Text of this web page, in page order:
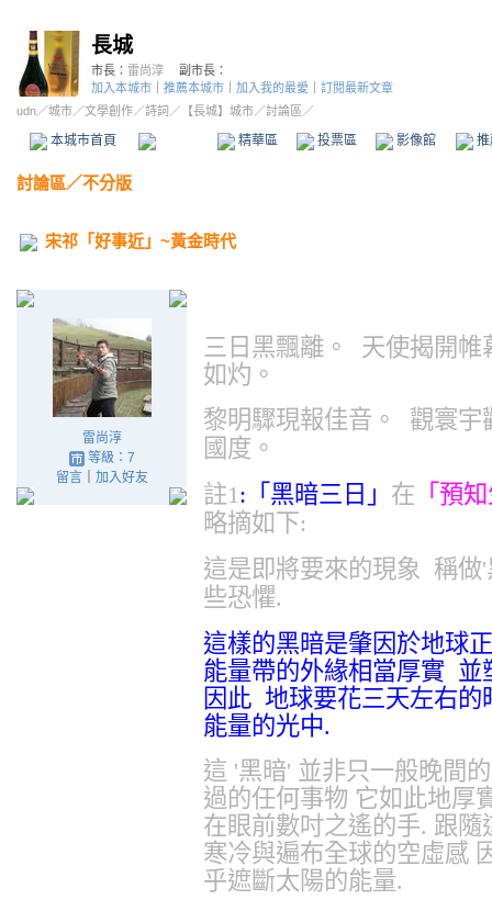
長城
市長： 雷尚淳
副市長：
加入本城市
推薦本城市 加入我的最愛
訂閱最新文章
udn／城市／文學創作／詩詞 ／ 【長城】城市／討論區／
本城市首頁 精華區 投票區 影像館
討論區／不分版
宋祁「好事近」~黃金時代
雷尚淳
等級：7
留言｜ 加入好友
三日黑飄離。
天使揭開帷
如灼。
黎明驟現報佳音。
觀寰宇
國度。
註1:「黑暗三日」 在 「預
略摘如下:
這是即將要來的現象 稱
些恐懼.
這樣的黑暗是肇因於地球
能量帶的外緣相當厚實
因此 地球要花三天左右
能量的光中.
這 '黑暗' 並非只一般晚間
過的任何事物 它如此地厚
在眼前數吋之遙的手. 跟
寒冷與遍布全球的空虛感
乎遮斷太陽的能量.